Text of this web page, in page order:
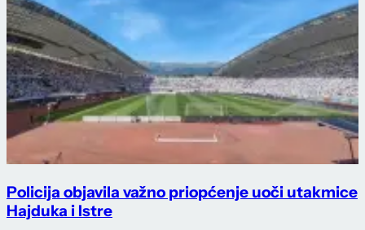
Policija objavila važno priopćenje uoči utakmice
Hajduka i Istre